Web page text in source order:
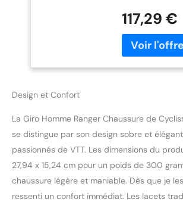
chaussure de
légère avec
circulation d'air
et une intégrité
structurelle.
générale, une
interne non
distribuer la
la tige pour un
direct de
une maille
117,29 €
Design et Confort
La Giro Homme Ranger Chaussure de
se distingue par son design sobre et
passionnés de VTT. Les dimensions du
27,94 x 15,24 cm pour un poids de 300
chaussure légère et maniable. Dès que je
ressenti un confort immédiat. Les lacets